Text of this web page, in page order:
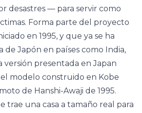
desastres — para servir como
Forma parte del proyecto
en 1995, y que ya se ha
Japón en países como India,
versión presentada en Japan
el modelo construido en Kobe
de Hanshi-Awaji de 1995.
trae una casa a tamaño real para